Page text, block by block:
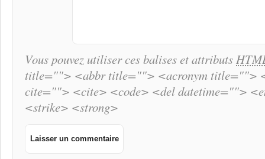
Vous pouvez utiliser ces balises et attributs
title=""> <abbr title=""> <acronym title="">
cite=""> <cite> <code> <del datetime="">
<strike> <strong>